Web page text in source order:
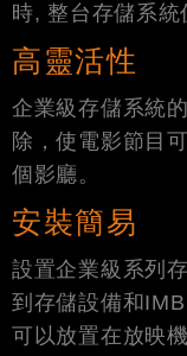
時, 整台存儲系統
高靈活性
企業級存儲系統
除，使電影節目
個影廳。
安裝簡易
設置企業級系列
到存儲設備和
可以放置在放映